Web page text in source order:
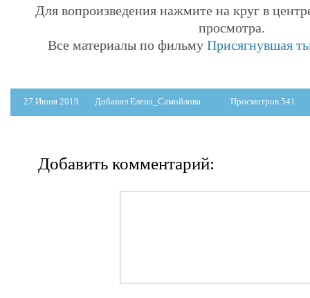
Для вопроизведения нажмите на круг в
просмотра.
Все материалы по фильмуПрисягнувшая
27 Июня 2019 Добавил Елена_Самойлова Просмотров 541
Добавить комментарий: